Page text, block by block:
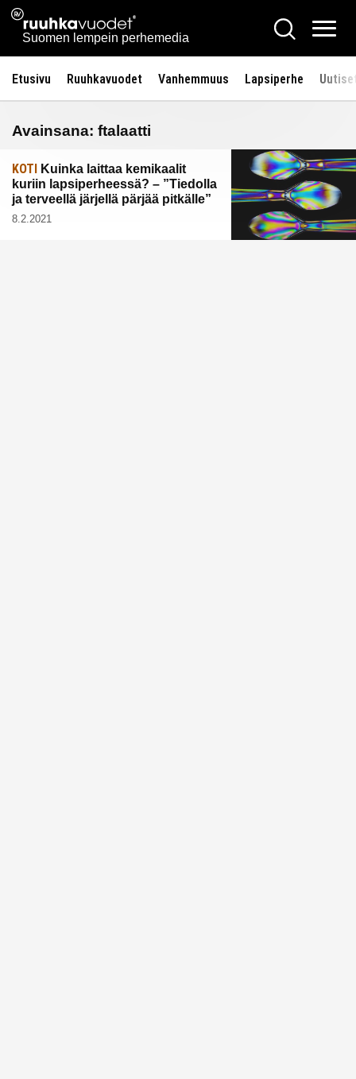
Siirry
sisältöön
Ruuhkavuodet.fi
Suomen lempein perhemedia
Hae
Etusivu Ruuhkavuodet Vanhemmuus Lapsiperhe
Avainsana: ftalaatti
KOTI Kuinka laittaa kemikaalit
kuriin lapsiperheessä? – ”Tiedolla
ja terveellä järjellä pärjää pitkälle”
8.2.2021